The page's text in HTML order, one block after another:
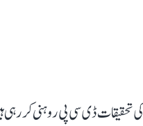
تحقیقات ڈی سی پی روہنی کر